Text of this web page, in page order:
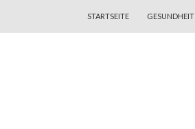
STARTSEITE
GESUNDHEIT